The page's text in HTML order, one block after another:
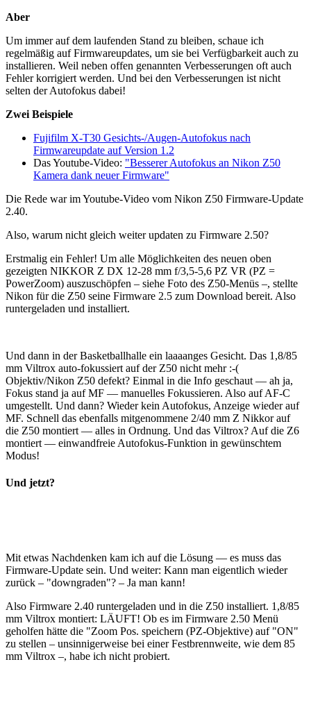
Aber
Um immer auf dem laufenden Stand zu bleiben, schaue ich
regelmäßig auf Firmwareupdates, um sie bei Verfügbarkeit auch zu
installieren. Weil neben offen genannten Verbesserungen oft auch
Fehler korrigiert werden. Und bei den Verbesserungen ist nicht
selten der Autofokus dabei!
Zwei Beispiele
Fujifilm X-T30 Gesichts-/Augen-Autofokus nach
Firmwareupdate auf Version 1.2
Das Youtube-Video: "Besserer Autofokus an Nikon Z50
Kamera dank neuer Firmware"
Die Rede war im Youtube-Video vom Nikon Z50 Firmware-Update
2.40.
Also, warum nicht gleich weiter updaten zu Firmware 2.50?
Erstmalig ein Fehler! Um alle Möglichkeiten des neuen oben
gezeigten NIKKOR Z DX 12-28 mm f/3,5-5,6 PZ VR (PZ =
PowerZoom) auszuschöpfen – siehe Foto des Z50-Menüs –, stellte
Nikon für die Z50 seine Firmware 2.5 zum Download bereit. Also
runtergeladen und installiert.
Und dann in der Basketballhalle ein laaaanges Gesicht. Das 1,8/85
mm Viltrox auto-fokussiert auf der Z50 nicht mehr :-(
Objektiv/Nikon Z50 defekt? Einmal in die Info geschaut — ah ja,
Fokus stand ja auf MF — manuelles Fokussieren. Also auf AF-C
umgestellt. Und dann? Wieder kein Autofokus, Anzeige wieder auf
MF. Schnell das ebenfalls mitgenommene 2/40 mm Z Nikkor auf
die Z50 montiert — alles in Ordnung. Und das Viltrox? Auf die Z6
montiert — einwandfreie Autofokus-Funktion in gewünschtem
Modus!
Und jetzt?
Mit etwas Nachdenken kam ich auf die Lösung — es muss das
Firmware-Update sein. Und weiter: Kann man eigentlich wieder
zurück – "downgraden"? – Ja man kann!
Also Firmware 2.40 runtergeladen und in die Z50 installiert. 1,8/85
mm Viltrox montiert: LÄUFT! Ob es im Firmware 2.50 Menü
geholfen hätte die "Zoom Pos. speichern (PZ-Objektive) auf "ON"
zu stellen – unsinnigerweise bei einer Festbrennweite, wie dem 85
mm Viltrox –, habe ich nicht probiert.